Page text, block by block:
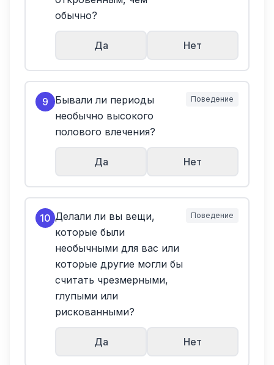
обычно?
Да Нет
9
Бывали ли периоды
необычно высокого
полового влечения?
Поведение
Да Нет
10 Делали ли вы вещи,
которые были
необычными для вас или
которые другие могли бы
считать чрезмерными,
глупыми или
рискованными?
Поведение
Да Нет